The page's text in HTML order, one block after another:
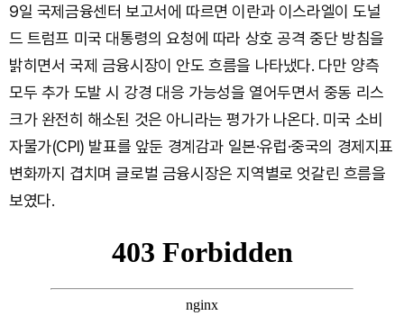
9일 국제금융센터 보고서에 따르면 이란과 이스라엘이 도널
드 트럼프 미국 대통령의 요청에 따라 상호 공격 중단 방침을
밝히면서 국제 금융시장이 안도 흐름을 나타냈다. 다만 양측
모두 추가 도발 시 강경 대응 가능성을 열어두면서 중동 리스
크가 완전히 해소된 것은 아니라는 평가가 나온다. 미국 소비
자물가(CPI) 발표를 앞둔 경계감과 일본·유럽·중국의 경제지표
변화까지 겹치며 글로벌 금융시장은 지역별로 엇갈린 흐름을
보였다.